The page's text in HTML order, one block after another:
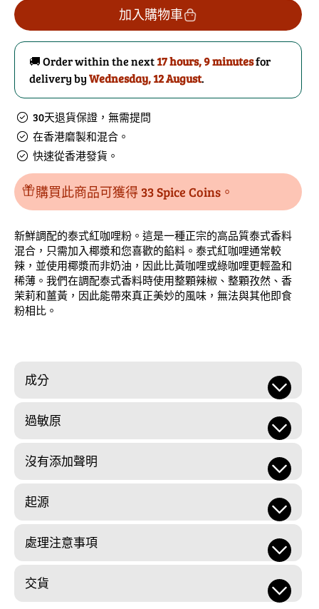
泰
式
紅
咖
哩
粉
的
數
泰
式
紅
咖
哩
粉
加入購物車
🚚 Order within the next17 hours, 9 minutesfor
delivery byWednesday, 12 August.
30天退貨保證，無需提問
在香港磨製和混合。
快速從香港發貨。
購買此商品可獲得 33 Spice Coins。
新鮮調配的泰式紅咖哩粉。這是一種正宗的高品質泰式香料
混合，只需加入椰漿和您喜歡的餡料。泰式紅咖哩通常較
辣，並使用椰漿而非奶油，因此比黃咖哩或綠咖哩更輕盈和
稀薄。我們在調配泰式香料時使用整顆辣椒、整顆孜然、香
茉莉和薑黃，因此能帶來真正美妙的風味，無法與其他即食
粉相比。
成分
過敏原
沒有添加聲明
起源
處理注意事項
交貨